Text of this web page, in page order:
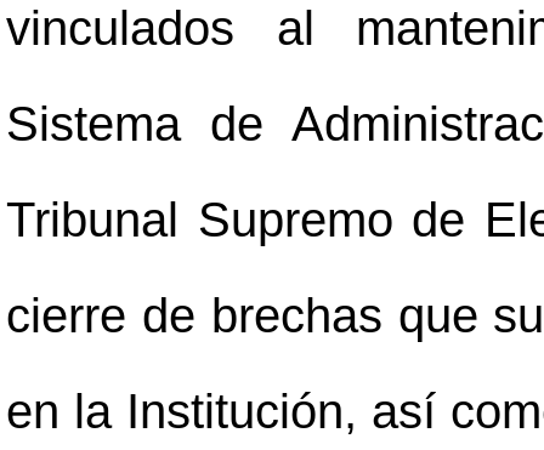
vinculados al
Sistema de
Tribunal Supremo de
cierre de brechas que
en la Institución, así